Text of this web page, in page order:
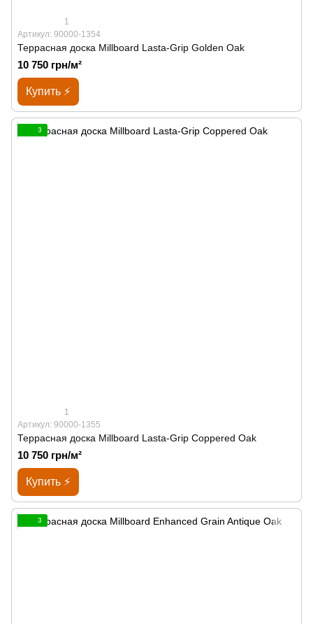
1
Артикул: 90000-1354
Террасная доска Millboard Lasta-Grip Golden Oak
10 750 грн/м²
Купить ⚡
3
1
Артикул: 90000-1355
Террасная доска Millboard Lasta-Grip Coppered Oak
10 750 грн/м²
Купить ⚡
3